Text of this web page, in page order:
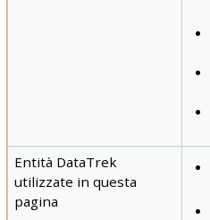
Entità DataTrek
utilizzate in questa
pagina